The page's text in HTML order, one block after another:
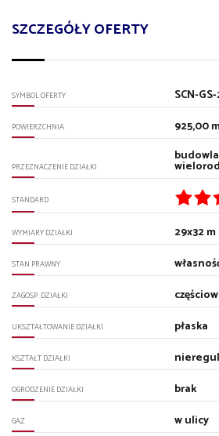
SZCZEGÓŁY OFERTY
SYMBOL OFERTY SCN-
POWIERZCHNIA 925,00
PRZEZNACZENIE DZIAŁKI
STANDARD
WYMIARY DZIAŁKI 29x32 m
STAN PRAWNY
ZAGOSP. DZIAŁKI
UKSZTAŁTOWANIE DZIAŁKI płaska
KSZTAŁT DZIAŁKI
OGRODZENIE DZIAŁKI brak
GAZ w ulicy